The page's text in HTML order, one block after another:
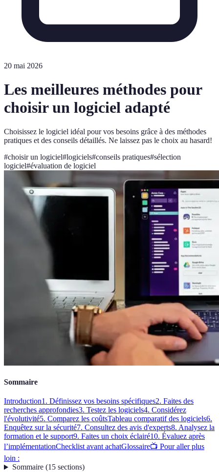
20 mai 2026
Les meilleures méthodes pour
choisir un logiciel adapté
Choisissez le logiciel idéal pour vos besoins grâce à des méthodes
pratiques et des conseils détaillés. Ne laissez pas le choix au hasard!
#choisir un logiciel#logiciels#conseils pratiques#sélection
logiciel#évaluation de logiciel
Sommaire
Introduction1. Définissez vos besoins spécifiques2. Faites des
recherches approfondies3. Testez les logiciels4. Considérez
l'évolutivité5. Comparez les coûtsTableau comparatif des logiciels6.
Enquêtez sur la sécurité7. Consultez des avis d'experts8. Analysez la
formation et le support9. Faites un choix éclairé10. Évaluez après
l’implémentationChecklist avant achatGlossaire📺 Pour aller plus
loin :
Sommaire(15 sections)